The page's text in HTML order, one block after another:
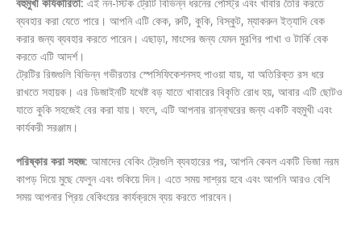
ব্যবহার করা যেতে পারে। আপনি এটি কেক, রুটি, কুকি, বিস্কুট, ম্যাকরুন ইত্যাদি বেক
করার জন্য ব্যবহার করতে পারেন। এছাড়া, মাংসের জন্য যেমন মুরগির পাখা ও টার্কি বেক
করতে এটি আদর্শ।
ট্রেটির রিজগুলি বিভিন্ন গভীরতার স্পেসিফিকেশনসহ পাওয়া যায়, যা অতিরিক্ত রস ধরে
রাখতে সহায়ক। এর ডিজাইনটি যথেষ্ট বড় যাতে খাবারের বিকৃতি রোধ হয়, আবার এটি ছোটও
যাতে কুকি সহজেই বের করা যায়। ফলে, এটি আপনার রান্নাঘরের জন্য একটি বহুমুখী এবং
কার্যকরী সরঞ্জাম।
পরিষ্কার করা সহজ: আমাদের বেকিং ট্রেগুলি ব্যবহারের পর, আপনি কেবল একটি ভিজা নরম
কাপড় দিয়ে মুছে ফেলুন এবং শুকিয়ে দিন। এতে সময় সাশ্রয় হবে এবং আপনি আরও বেশি
সময় আপনার প্রিয় বেকিংয়ের কার্যক্রমে ব্যয় করতে পারবেন।